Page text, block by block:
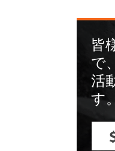
皆
で
活
す。